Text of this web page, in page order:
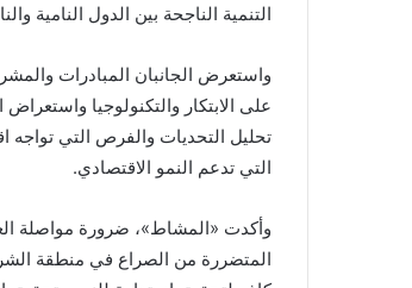
التنمية الناجحة بين الدول النامية
واستعرض الجانبان المبادرات
على الابتكار والتكنولوجيا
تحليل التحديات والفرص التي تواجه
التي تدعم النمو الاقتصادي.
وأكدت «المشاط»، ضرورة مواصلة
المتضررة من الصراع في منطقة